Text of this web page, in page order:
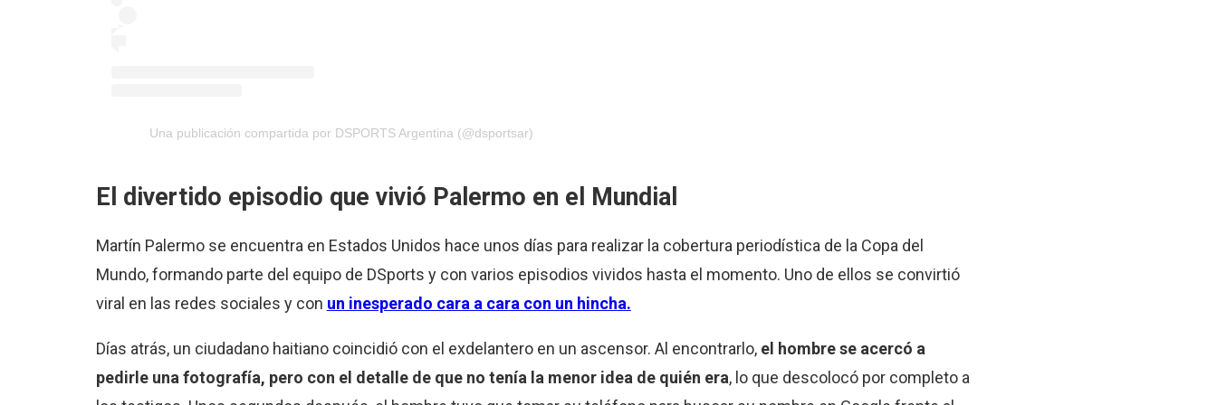
Una publicación compartida por DSPORTS Argentina (@dsportsar)
El divertido episodio que vivió Palermo en el Mundial
Martín Palermo se encuentra en Estados Unidos hace unos días para realizar la cobertura periodística de la Copa del
Mundo, formando parte del equipo de DSports y con varios episodios vividos hasta el momento. Uno de ellos se convirtió
viral en las redes sociales y con un inesperado cara a cara con un hincha.
Días atrás, un ciudadano haitiano coincidió con el exdelantero en un ascensor. Al encontrarlo, el hombre se acercó a
pedirle una fotografía, pero con el detalle de que no tenía la menor idea de quién era, lo que descolocó por completo a